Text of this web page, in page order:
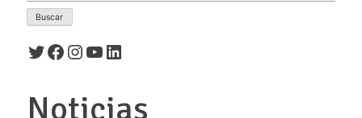
Twitter
Facebook
Instagram
YouTube
LinkedIn
Noticias